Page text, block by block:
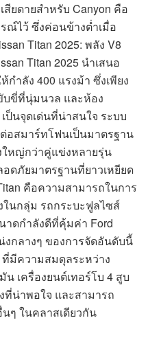
ยดายสำหรับ Canyon คือ
ณ์ไว้ ซึ่งค่อนข้างต่ำเมื่อ
Titan 2025: พลัง V8
Titan 2025 นำเสนอ
กำลัง 400 แรงม้า ซึ่งเพียง
ขี่ที่นุ่มนวล และห้อง
ป็นจุดเด่นที่น่าสนใจ ระบบ
อสมาร์ทโฟนเป็นมาตรฐาน
หญ่กว่าคู่แข่งหลายรุ่น
ดภัยมาตรฐานที่ยาวเหยียด
คือความสามารถในการ
นกลุ่ม รถกระบะฟูลไซส์
าดกำลังดีที่คุ้มค่า Ford
งกลางๆ ของการจัดอันดับนี้
มีความสมดุลระหว่าง
เครื่องยนต์เทอร์โบ 4 สูบ
ที่น่าพอใจ และสามารถ
ๆ ในคลาสเดียวกัน